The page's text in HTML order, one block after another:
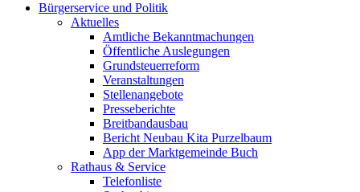
Bürgerservice und Politik
Aktuelles
Amtliche Bekanntmachungen
Öffentliche Auslegungen
Grundsteuerreform
Veranstaltungen
Stellenangebote
Presseberichte
Breitbandausbau
Bericht Neubau Kita Purzelbaum
App der Marktgemeinde Buch
Rathaus & Service
Telefonliste